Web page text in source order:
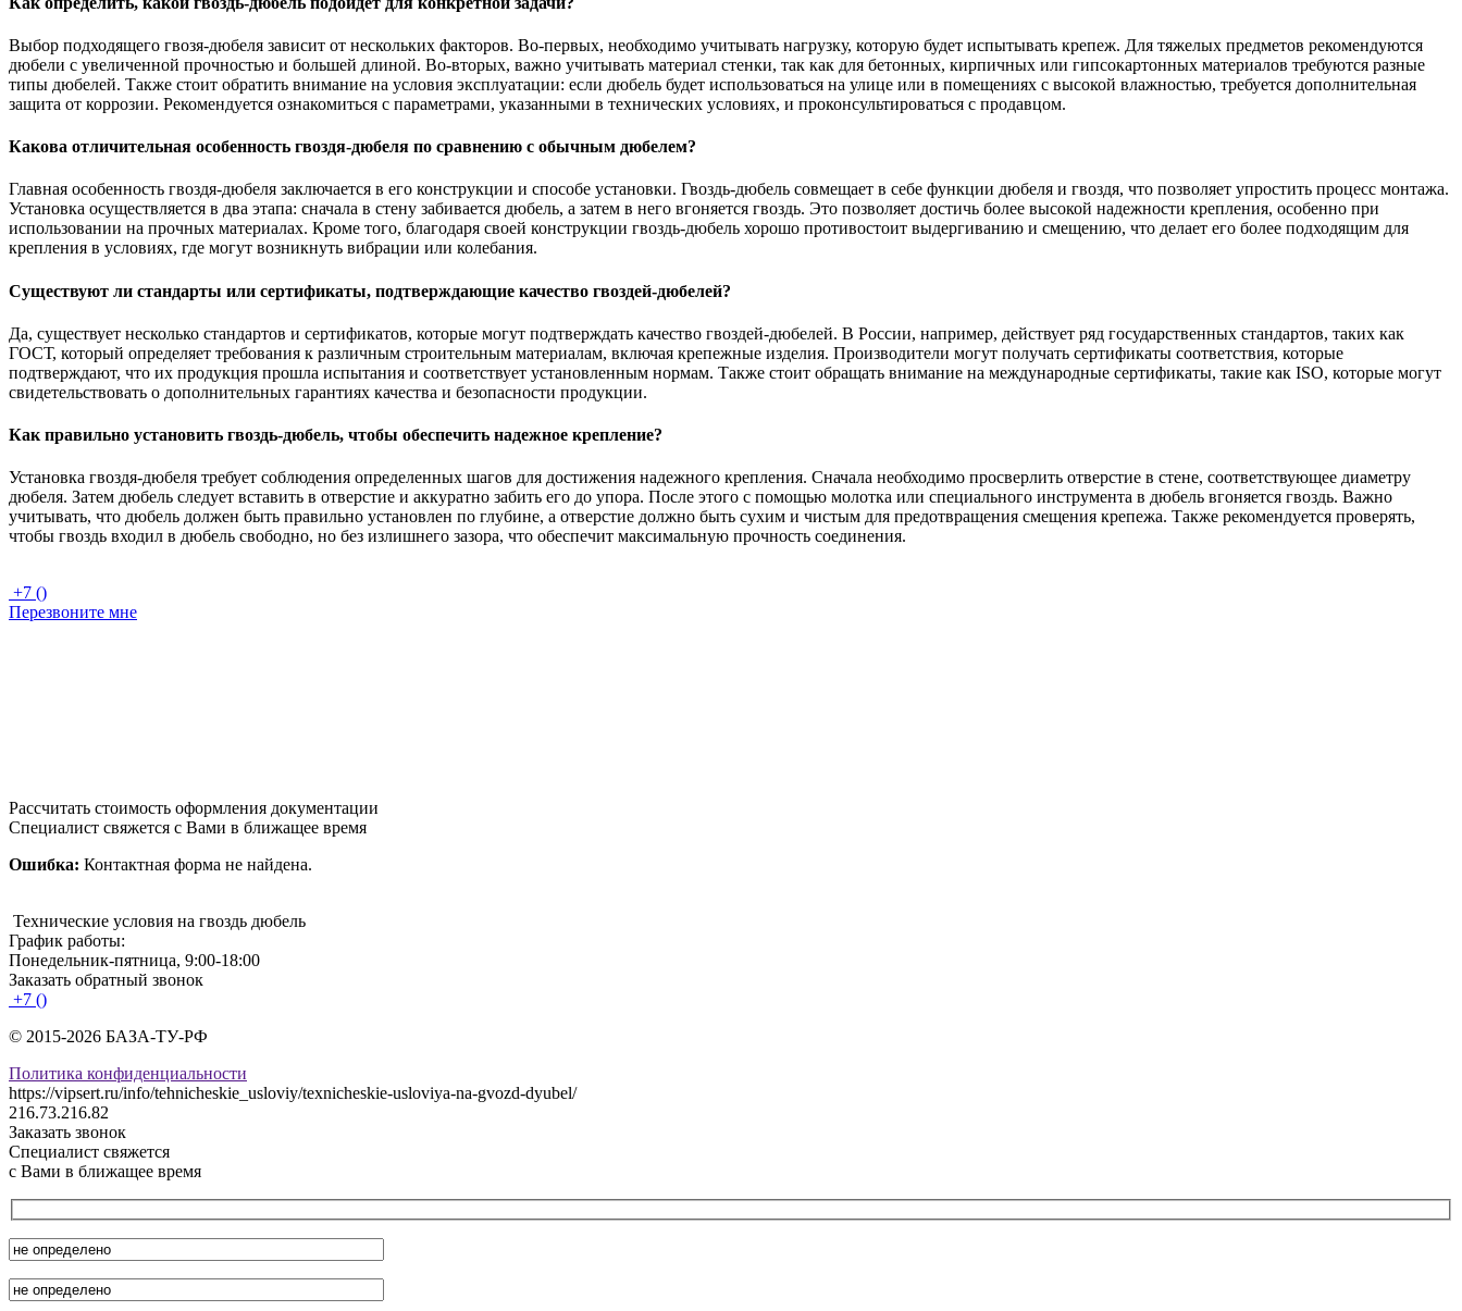
Выбор подходящего гвозя-дюбеля зависит от нескольких факторов. Во-первых, необходимо учитывать нагрузку, которую будет испытывать крепеж. Для тяжелых предметов рекомендуются
дюбели с увеличенной прочностью и большей длиной. Во-вторых, важно учитывать материал стенки, так как для бетонных, кирпичных или гипсокартонных материалов требуются разные
типы дюбелей. Также стоит обратить внимание на условия эксплуатации: если дюбель будет использоваться на улице или в помещениях с высокой влажностью, требуется дополнительная
защита от коррозии. Рекомендуется ознакомиться с параметрами, указанными в технических условиях, и проконсультироваться с продавцом.
Какова отличительная особенность гвоздя-дюбеля по сравнению с обычным дюбелем?
Главная особенность гвоздя-дюбеля заключается в его конструкции и способе установки. Гвоздь-дюбель совмещает в себе функции дюбеля и гвоздя, что позволяет упростить процесс монтажа.
Установка осуществляется в два этапа: сначала в стену забивается дюбель, а затем в него вгоняется гвоздь. Это позволяет достичь более высокой надежности крепления, особенно при
использовании на прочных материалах. Кроме того, благодаря своей конструкции гвоздь-дюбель хорошо противостоит выдергиванию и смещению, что делает его более подходящим для
крепления в условиях, где могут возникнуть вибрации или колебания.
Существуют ли стандарты или сертификаты, подтверждающие качество гвоздей-дюбелей?
Да, существует несколько стандартов и сертификатов, которые могут подтверждать качество гвоздей-дюбелей. В России, например, действует ряд государственных стандартов, таких как
ГОСТ, который определяет требования к различным строительным материалам, включая крепежные изделия. Производители могут получать сертификаты соответствия, которые
подтверждают, что их продукция прошла испытания и соответствует установленным нормам. Также стоит обращать внимание на международные сертификаты, такие как ISO, которые могут
свидетельствовать о дополнительных гарантиях качества и безопасности продукции.
Как правильно установить гвоздь-дюбель, чтобы обеспечить надежное крепление?
Установка гвоздя-дюбеля требует соблюдения определенных шагов для достижения надежного крепления. Сначала необходимо просверлить отверстие в стене, соответствующее диаметру
дюбеля. Затем дюбель следует вставить в отверстие и аккуратно забить его до упора. После этого с помощью молотка или специального инструмента в дюбель вгоняется гвоздь. Важно
учитывать, что дюбель должен быть правильно установлен по глубине, а отверстие должно быть сухим и чистым для предотвращения смещения крепежа. Также рекомендуется проверять,
чтобы гвоздь входил в дюбель свободно, но без излишнего зазора, что обеспечит максимальную прочность соединения.
+7 ()
Перезвоните мне
Рассчитать стоимость оформления документации
Специалист свяжется с Вами в ближащее время
Ошибка: Контактная форма не найдена.
Технические условия на гвоздь дюбель
График работы:
Понедельник-пятница, 9:00-18:00
Заказать обратный звонок
+7 ()
© 2015-2026 БАЗА-ТУ-РФ
Политика конфиденциальности
https://vipsert.ru/info/tehnicheskie_usloviy/texnicheskie-usloviya-na-gvozd-dyubel/
216.73.216.82
Заказать звонок
Специалист свяжется
с Вами в ближащее время